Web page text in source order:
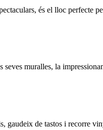
és el lloc perfecte
muralles, la
de tastos i recorre